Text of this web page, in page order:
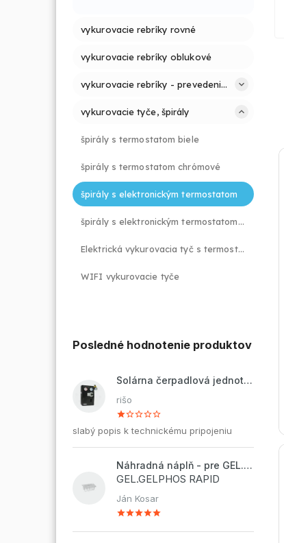
vykurovacie rebríky rovné
vykurovacie rebríky oblukové
vykurovacie rebríky - prevedenie chróm
vykurovacie tyče, špirály
špirály s termostatom biele
špirály s termostatom chrómové
špirály s elektronickým termostatom
špirály s elektronickým termostatom a krytkou
Elektrická vykurovacia tyč s termostatom
WIFI vykurovacie tyče
Posledné hodnotenie produktov
Solárna čerpadlová jednotka ZP2-12 ECO
rišo
slabý popis k technickému pripojeniu
Náhradná náplň - pre GEL.DOSAPHOS 250 - 8x náplň
GEL.GELPHOS RAPID
Ján Kosar